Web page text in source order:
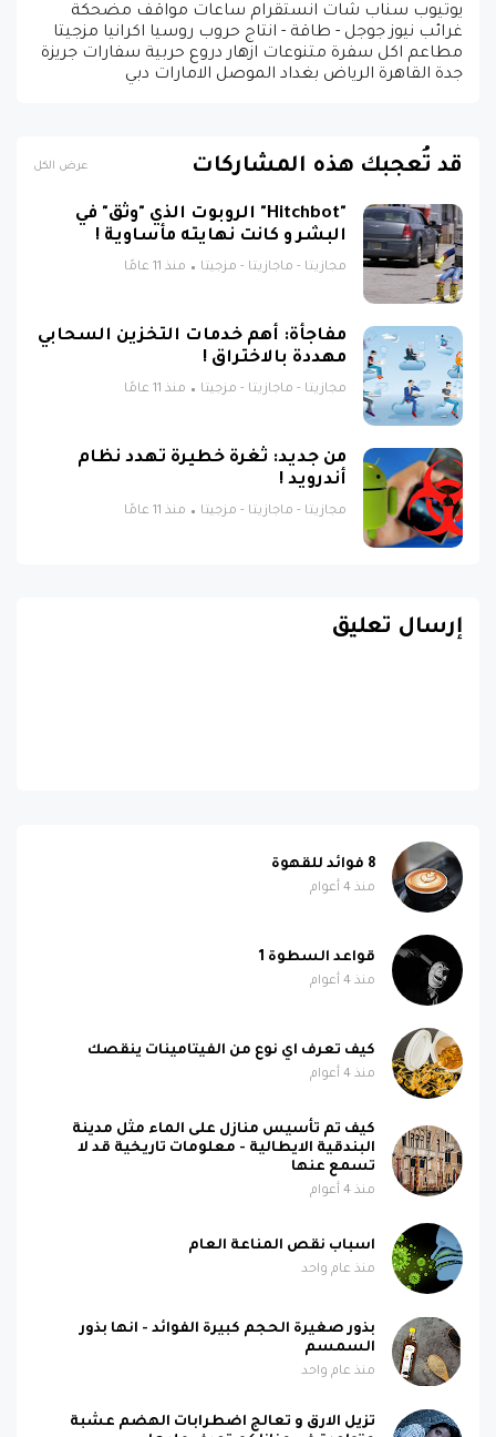
يوتيوب سناب شات انستقرام ساعات مواقف مضحكة
غرائب نيوز جوجل - طاقة - انتاج حروب روسيا اكرانيا مزجيتا
مطاعم اكل سفرة متنوعات ازهار دروع حربية سفارات جريزة
جدة القاهرة الرياض بغداد الموصل الامارات دبي
قد تُعجبك هذه المشاركات عرض الكل
"Hitchbot" الروبوت الذي "وثق" في
البشر و كانت نهايته مأساوية !
مجازيتا - ماجازيتا - مزجيتا منذ 11 عامًا
مفاجأة: أهم خدمات التخزين السحابي
مهددة بالاختراق !
مجازيتا - ماجازيتا - مزجيتا منذ 11 عامًا
من جديد: ثغرة خطيرة تهدد نظام
أندرويد !
مجازيتا - ماجازيتا - مزجيتا منذ 11 عامًا
إرسال تعليق
8 فوائد للقهوة
منذ 4 أعوام
قواعد السطوة 1
منذ 4 أعوام
كيف تعرف اي نوع من الفيتامينات ينقصك
منذ 4 أعوام
كيف تم تأسيس منازل على الماء مثل مدينة
البندقية الايطالية - معلومات تاريخية قد لا
تسمع عنها
منذ 4 أعوام
اسباب نقص المناعة العام
منذ عام واحد
بذور صغيرة الحجم كبيرة الفوائد - انها بذور
السمسم
منذ عام واحد
تزيل الارق و تعالج اضطرابات الهضم عشبة